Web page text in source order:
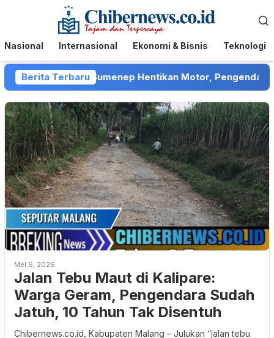
Menu
Mobile
Nasional Internasional Ekonomi & Bisnis Teknologi
Berita Terbaru
Collector di Sumenep Hentikan Motor, Pengendara
Mei 6, 2026
Jalan Tebu Maut di Kalipare:
Warga Geram, Pengendara Sudah
Jatuh, 10 Tahun Tak Disentuh
Chibernews.co.id, Kabupaten Malang – Julukan “jalan tebu